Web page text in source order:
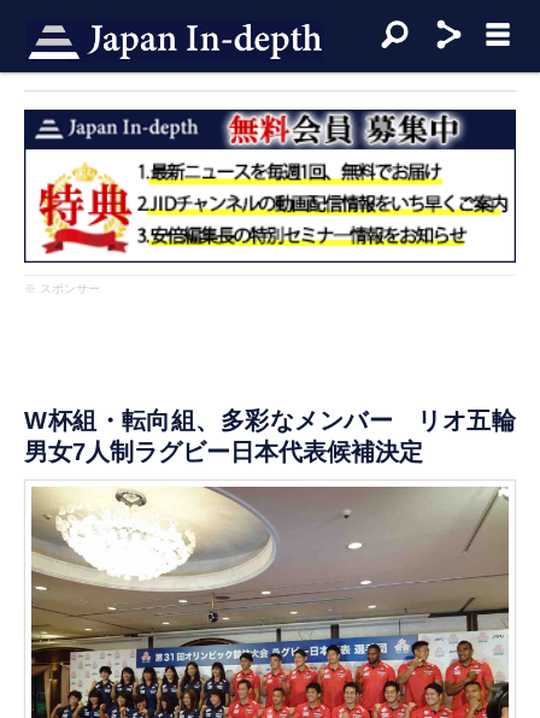
※ スポンサー
W杯組・転向組、多彩なメンバー リオ五輪
男女7人制ラグビー日本代表候補決定